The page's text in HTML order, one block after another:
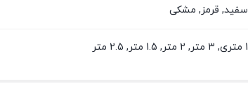
سفید, قرمز, مشکی
1 متری, 3 متر, 2 متر, 1.5 متر, 2.5 متر